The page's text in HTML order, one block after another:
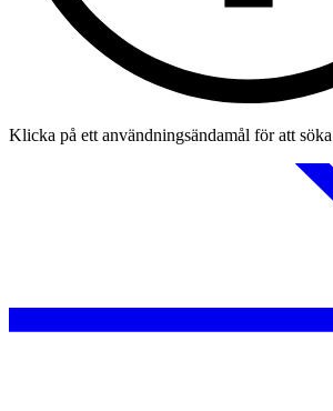
Klicka på ett användningsändamål för att